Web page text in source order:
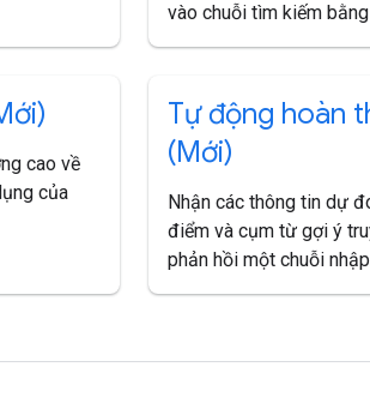
vào chuỗi tìm kiếm
cao về
của
Tự động hoàn
(Mới)
Nhận các thông tin dự
điểm và cụm từ gợi ý
phản hồi một chuỗi